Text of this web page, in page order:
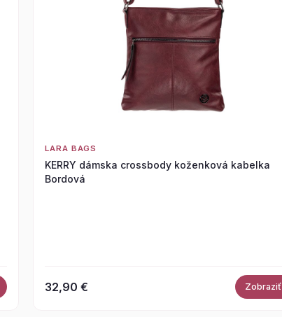
LARA BAGS
KERRY dámska crossbody koženková kabelka
Bordová
32,90 € Zobraziť